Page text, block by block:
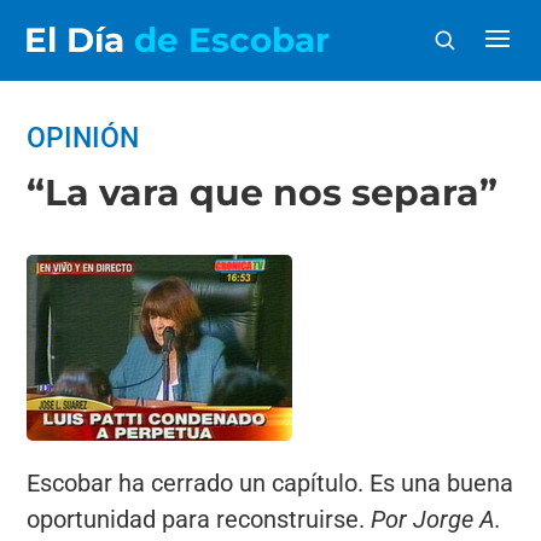
El Día de Escobar
OPINIÓN
“La vara que nos separa”
Escobar ha cerrado un capítulo. Es una buena
oportunidad para reconstruirse. Por Jorge A.